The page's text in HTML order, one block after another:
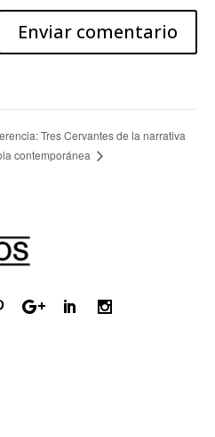
Tres Cervantes de la narrativa
contemporánea